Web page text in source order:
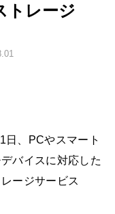
トレージ
日、PCやスマート
バイスに対応した
ージサービス